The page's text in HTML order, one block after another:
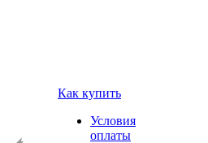
Как купить
Условия
оплаты